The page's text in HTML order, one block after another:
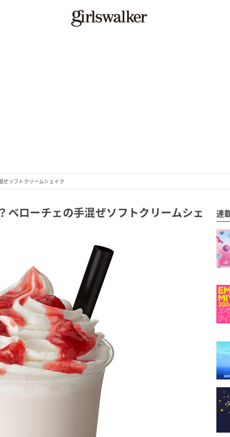
ぜソフトクリームシェイク
ベローチェの手混ぜソフトクリームシェ 連